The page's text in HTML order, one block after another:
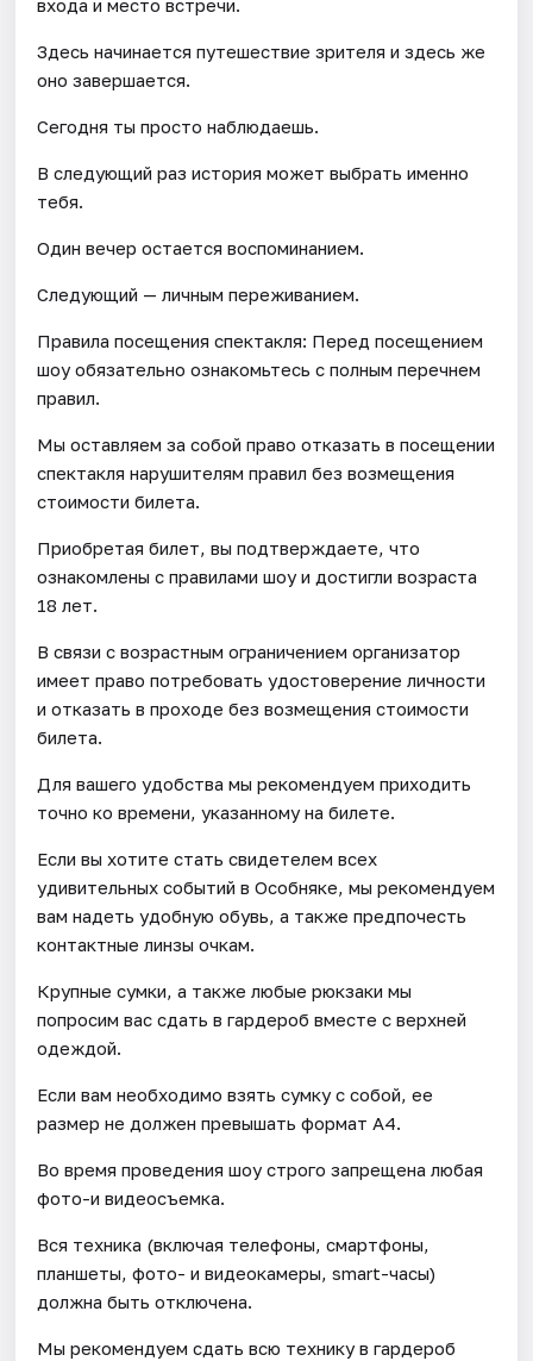
входа и место встречи.
Здесь начинается путешествие зрителя и здесь же
оно завершается.
Сегодня ты просто наблюдаешь.
В следующий раз история может выбрать именно
тебя.
Один вечер остается воспоминанием.
Следующий — личным переживанием.
Правила посещения спектакля: Перед посещением
шоу обязательно ознакомьтесь с полным перечнем
правил.
Мы оставляем за собой право отказать в посещении
спектакля нарушителям правил без возмещения
стоимости билета.
Приобретая билет, вы подтверждаете, что
ознакомлены с правилами шоу и достигли возраста
18 лет.
В связи с возрастным ограничением организатор
имеет право потребовать удостоверение личности
и отказать в проходе без возмещения стоимости
билета.
Для вашего удобства мы рекомендуем приходить
точно ко времени, указанному на билете.
Если вы хотите стать свидетелем всех
удивительных событий в Особняке, мы рекомендуем
вам надеть удобную обувь, а также предпочесть
контактные линзы очкам.
Крупные сумки, а также любые рюкзаки мы
попросим вас сдать в гардероб вместе с верхней
одеждой.
Если вам необходимо взять сумку с собой, ее
размер не должен превышать формат А4.
Во время проведения шоу строго запрещена любая
фото-и видеосъемка.
Вся техника (включая телефоны, смартфоны,
планшеты, фото- и видеокамеры, smart-часы)
должна быть отключена.
Мы рекомендуем сдать всю технику в гардероб